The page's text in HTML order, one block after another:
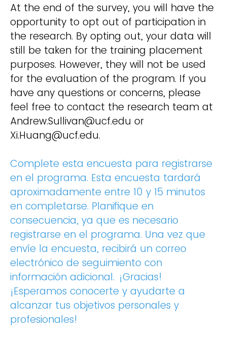
At the end of the survey, you will have the
opportunity to opt out of participation in
the research. By opting out, your data will
still be taken for the training placement
purposes. However, they will not be used
for the evaluation of the program. If you
have any questions or concerns, please
feel free to contact the research team at
Andrew.Sullivan@ucf.edu or
Xi.Huang@ucf.edu.
Complete esta encuesta para registrarse
en el programa. Esta encuesta tardará
aproximadamente entre 10 y 15 minutos
en completarse. Planifique en
consecuencia, ya que es necesario
registrarse en el programa. Una vez que
envíe la encuesta, recibirá un correo
electrónico de seguimiento con
información adicional. ¡Gracias!
¡Esperamos conocerte y ayudarte a
alcanzar tus objetivos personales y
profesionales!